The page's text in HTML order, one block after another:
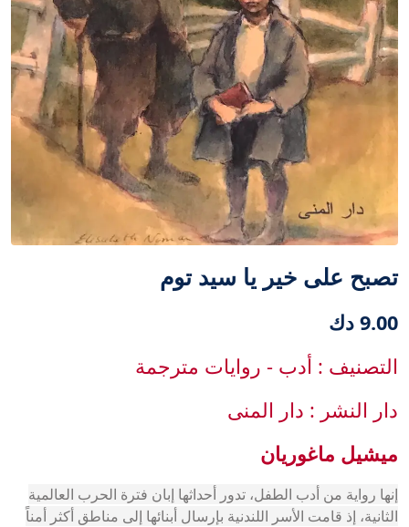
تصبح على خير يا سيد توم
9.00 دك
التصنيف : أدب - روايات مترجمة
دار النشر : دار المنى
ميشيل ماغوريان
إنها رواية من أدب الطفل، تدور أحداثها إبان فترة الحرب العالمية
الثانية، إذ قامت الأسر اللندنية بإرسال أبنائها إلى مناطق أكثر أمناً